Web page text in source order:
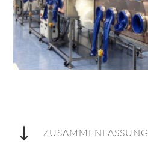
" ZUSAMMENFASSUNG